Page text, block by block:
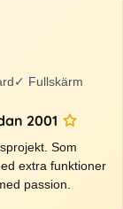
✓ Fullskärm
2001
Som
extra funktioner
passion.